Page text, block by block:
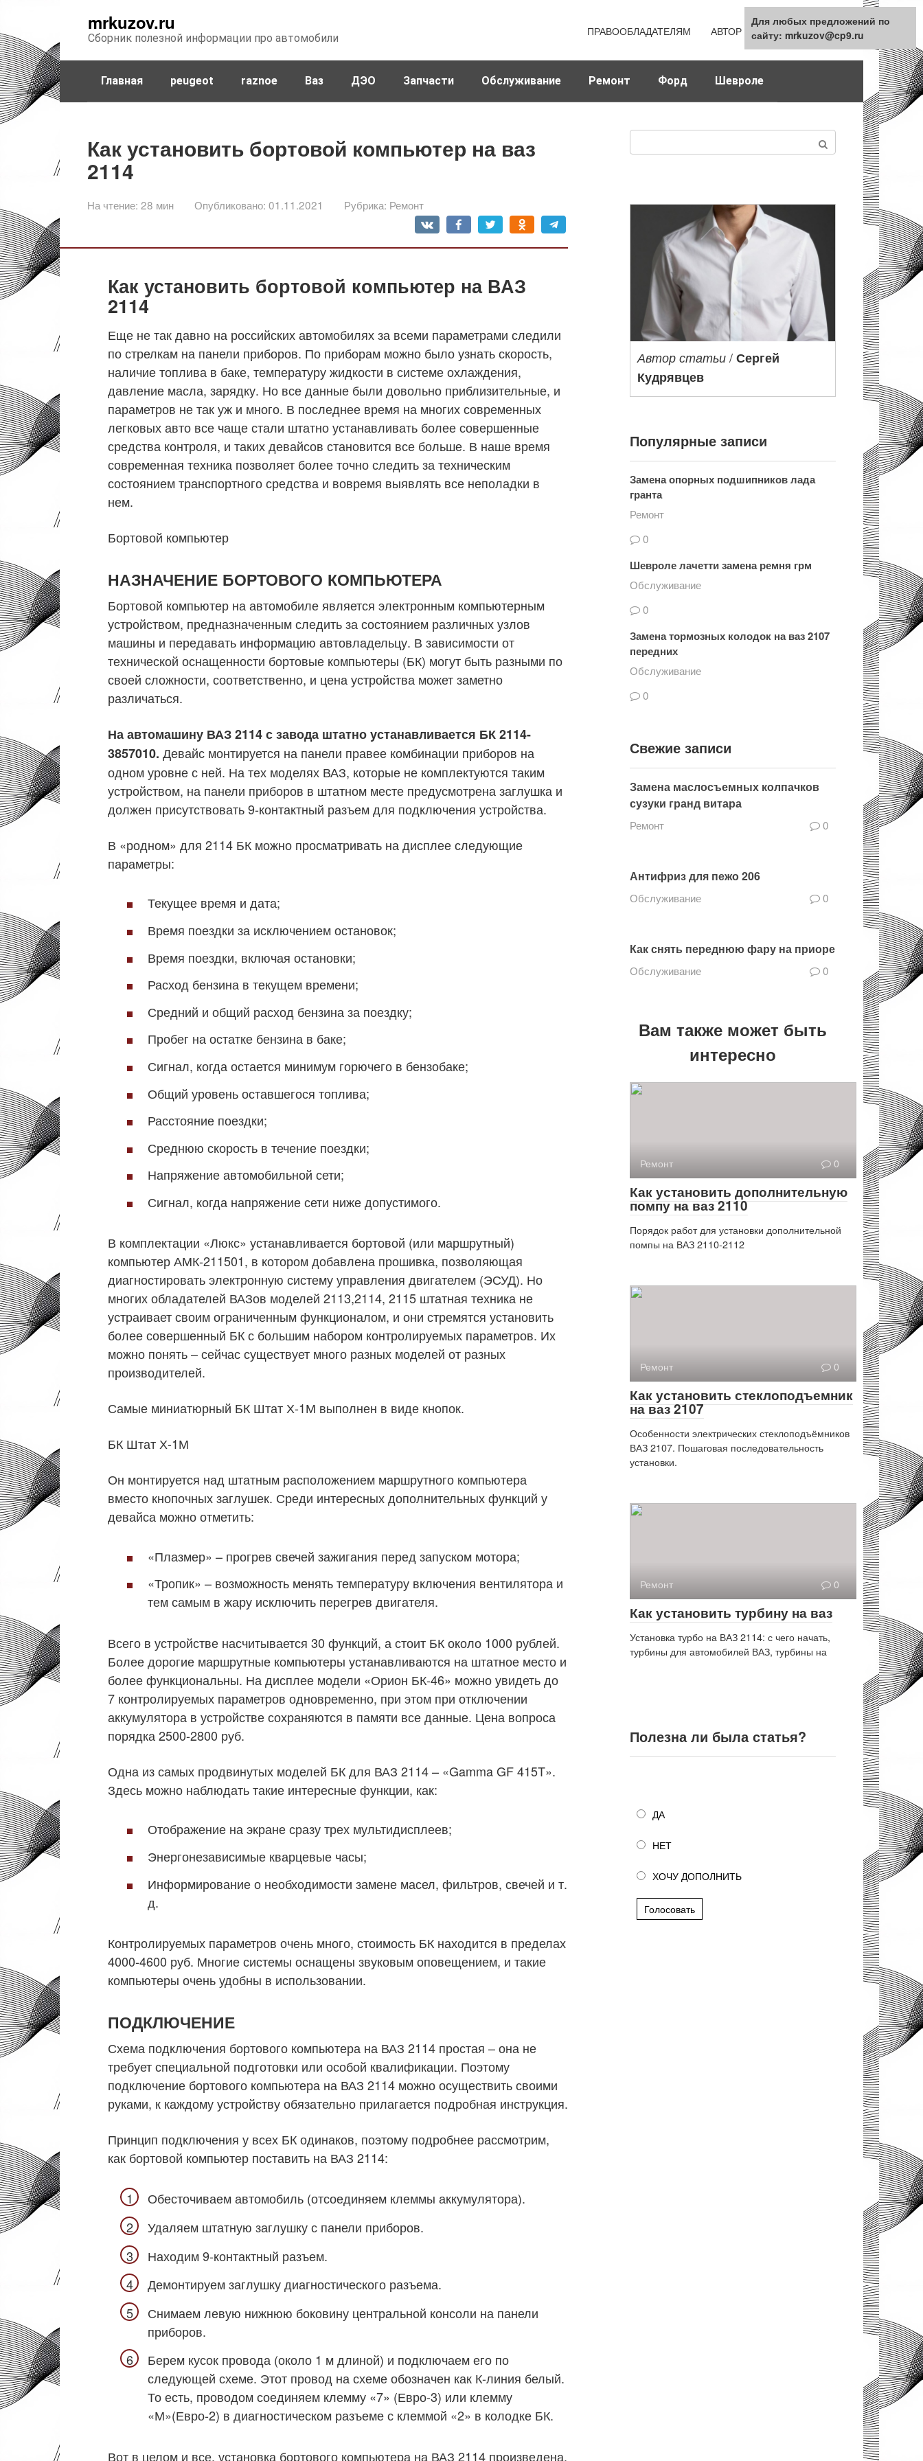
контенту
mrkuzov.ru
Сборник полезной информации про автомобили
ПРАВООБЛАДАТЕЛЯМ АВТОР КАРТА САЙТА
Главная peugeot raznoe Ваз ДЭО Запчасти Обслуживание Ремонт Форд Шевроле
Как установить бортовой компьютер на ваз
2114
На чтение: 28 мин Опубликовано: 01.11.2021 Рубрика: Ремонт
Как установить бортовой компьютер на ВАЗ
2114
Еще не так давно на российских автомобилях за всеми параметрами следили
по стрелкам на панели приборов. По приборам можно было узнать скорость,
наличие топлива в баке, температуру жидкости в системе охлаждения,
давление масла, зарядку. Но все данные были довольно приблизительные, и
параметров не так уж и много. В последнее время на многих современных
легковых авто все чаще стали штатно устанавливать более совершенные
средства контроля, и таких девайсов становится все больше. В наше время
современная техника позволяет более точно следить за техническим
состоянием транспортного средства и вовремя выявлять все неполадки в
нем.
Бортовой компьютер
НАЗНАЧЕНИЕ БОРТОВОГО КОМПЬЮТЕРА
Бортовой компьютер на автомобиле является электронным компьютерным
устройством, предназначенным следить за состоянием различных узлов
машины и передавать информацию автовладельцу. В зависимости от
технической оснащенности бортовые компьютеры (БК) могут быть разными по
своей сложности, соответственно, и цена устройства может заметно
различаться.
На автомашину ВАЗ 2114 с завода штатно устанавливается БК 2114-
3857010. Девайс монтируется на панели правее комбинации приборов на
одном уровне с ней. На тех моделях ВАЗ, которые не комплектуются таким
устройством, на панели приборов в штатном месте предусмотрена заглушка и
должен присутствовать 9-контактный разъем для подключения устройства.
В «родном» для 2114 БК можно просматривать на дисплее следующие
параметры:
Текущее время и дата;
Время поездки за исключением остановок;
Время поездки, включая остановки;
Расход бензина в текущем времени;
Средний и общий расход бензина за поездку;
Пробег на остатке бензина в баке;
Сигнал, когда остается минимум горючего в бензобаке;
Общий уровень оставшегося топлива;
Расстояние поездки;
Среднюю скорость в течение поездки;
Напряжение автомобильной сети;
Сигнал, когда напряжение сети ниже допустимого.
В комплектации «Люкс» устанавливается бортовой (или маршрутный)
компьютер АМК-211501, в котором добавлена прошивка, позволяющая
диагностировать электронную систему управления двигателем (ЭСУД). Но
многих обладателей ВАЗов моделей 2113,2114, 2115 штатная техника не
устраивает своим ограниченным функционалом, и они стремятся установить
более совершенный БК с большим набором контролируемых параметров. Их
можно понять – сейчас существует много разных моделей от разных
производителей.
Самые миниатюрный БК Штат Х-1М выполнен в виде кнопок.
БК Штат Х-1М
Он монтируется над штатным расположением маршрутного компьютера
вместо кнопочных заглушек. Среди интересных дополнительных функций у
девайса можно отметить:
«Плазмер» – прогрев свечей зажигания перед запуском мотора;
«Тропик» – возможность менять температуру включения вентилятора и
тем самым в жару исключить перегрев двигателя.
Всего в устройстве насчитывается 30 функций, а стоит БК около 1000 рублей.
Более дорогие маршрутные компьютеры устанавливаются на штатное место и
более функциональны. На дисплее модели «Орион БК-46» можно увидеть до
7 контролируемых параметров одновременно, при этом при отключении
аккумулятора в устройстве сохраняются в памяти все данные. Цена вопроса
порядка 2500-2800 руб.
Одна из самых продвинутых моделей БК для ВАЗ 2114 – «Gamma GF 415T».
Здесь можно наблюдать такие интересные функции, как:
Отображение на экране сразу трех мультидисплеев;
Энергонезависимые кварцевые часы;
Информирование о необходимости замене масел, фильтров, свечей и т.
д.
Контролируемых параметров очень много, стоимость БК находится в пределах
4000-4600 руб. Многие системы оснащены звуковым оповещением, и такие
компьютеры очень удобны в использовании.
ПОДКЛЮЧЕНИЕ
Схема подключения бортового компьютера на ВАЗ 2114 простая – она не
требует специальной подготовки или особой квалификации. Поэтому
подключение бортового компьютера на ВАЗ 2114 можно осуществить своими
руками, к каждому устройству обязательно прилагается подробная инструкция.
Принцип подключения у всех БК одинаков, поэтому подробнее рассмотрим,
как бортовой компьютер поставить на ВАЗ 2114:
Обесточиваем автомобиль (отсоединяем клеммы аккумулятора).
Удаляем штатную заглушку с панели приборов.
Находим 9-контактный разъем.
Демонтируем заглушку диагностического разъема.
Снимаем левую нижнюю боковину центральной консоли на панели
приборов.
Берем кусок провода (около 1 м длиной) и подключаем его по
следующей схеме. Этот провод на схеме обозначен как К-линия белый.
То есть, проводом соединяем клемму «7» (Евро-3) или клемму
«М»(Евро-2) в диагностическом разъеме с клеммой «2» в колодке БК.
Вот в целом и все, установка бортового компьютера на ВАЗ 2114 произведена.
Автор статьи /Сергей
Кудрявцев
Популярные записи
Замена опорных подшипников лада
гранта
Ремонт
0
Шевроле лачетти замена ремня грм
Обслуживание
0
Замена тормозных колодок на ваз 2107
передних
Обслуживание
0
Свежие записи
Замена маслосъемных колпачков
сузуки гранд витара
Ремонт 0
Антифриз для пежо 206
Обслуживание 0
Как снять переднюю фару на приоре
Обслуживание 0
Вам также может быть
интересно
Ремонт 0
Как установить дополнительную
помпу на ваз 2110
Порядок работ для установки дополнительной
помпы на ВАЗ 2110-2112
Ремонт 0
Как установить стеклоподъемник
на ваз 2107
Особенности электрических стеклоподъёмников
ВАЗ 2107. Пошаговая последовательность
установки.
Ремонт 0
Как установить турбину на ваз
Установка турбо на ВАЗ 2114: с чего начать,
турбины для автомобилей ВАЗ, турбины на
Полезна ли была статья?
ДА
НЕТ
ХОЧУ ДОПОЛНИТЬ
Голосовать
Для любых предложений по
сайту: mrkuzov@cp9.ru
Для любых предложений по
сайту: mrkuzov@cp9.ru